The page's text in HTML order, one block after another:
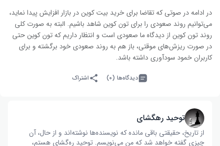
در ادامه در صوتی که تقاضا برای خرید بیت کوین در بازار افزایش پیدا نماید،
می‌توانیم روند صعودی را برای تون کوین شاهد باشیم. البته به صورت کلی
روند تون کوین از دیدگاه ما صعودی است و انتظار داریم که تون کوین حتی
در صورت ریزش‌های موقتی، باز هم به روند صعودی خود برگشته و برای
کاربران خمود سودآوری داشته باشد.
دیدگاه‌ها (۰) اشتراک
توحید رهگشای
از تاریخ، حقیقتی باقی مانده که نویسنده‌ها نوشته‌اند و از حال، آن
چیزی گفته خواهد شد که من می‌نویسم. توحید ره‌گشای هستم،